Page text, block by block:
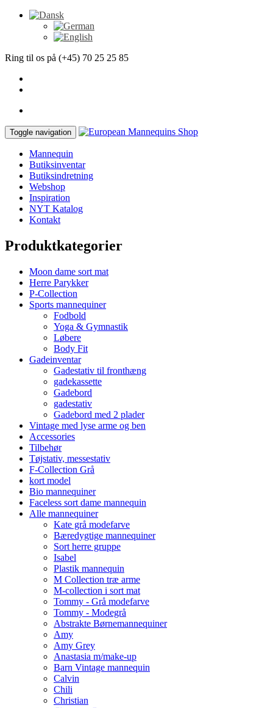
Ring til os på (+45) 70 25 25 85
Toggle navigation
Mannequin
Butiksinventar
Butiksindretning
Webshop
Inspiration
NYT Katalog
Kontakt
Produktkategorier
Moon dame sort mat
Herre Parykker
P-Collection
Sports mannequiner
Fodbold
Yoga & Gymnastik
Løbere
Body Fit
Gadeinventar
Gadestativ til fronthæng
gadekassette
Gadebord
gadestativ
Gadebord med 2 plader
Vintage med lyse arme og ben
Accessories
Tilbehør
Tøjstativ, messestativ
F-Collection Grå
kort model
Bio mannequiner
Faceless sort dame mannequin
Alle mannequiner
Kate grå modefarve
Bæredygtige mannequiner
Sort herre gruppe
Isabel
Plastik mannequin
M Collection træ arme
M-collection i sort mat
Tommy - Grå modefarve
Tommy - Modegrå
Abstrakte Børnemannequiner
Amy
Amy Grey
Anastasia m/make-up
Barn Vintage mannequin
Calvin
Chili
Christian